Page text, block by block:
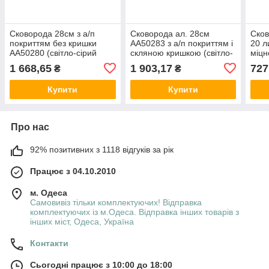
Сковорода 28см з а/п
покриттям без кришки
АА50280 (світло-сірий
1 668,65 ₴
Купити
Сковорода ал. 28см
АА50283 з а/п покриттям і
скляною кришкою (світло-
1 903,17₴
Купити
20
Про нас
92% позитивних з 1118 відгуків за рік
Працює з 04.10.2010
м. Одеса
Самовивіз тільки комплектуючих! Відправка
комплектуючих із м.Одеса. Відправка інших товарів з
інших міст, Одеса, Україна
Контакти
Сьогодні працює з 10:00 до 18:00